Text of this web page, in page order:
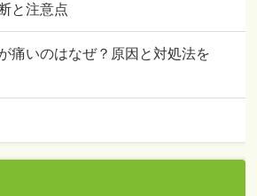
と注意点
痛いのはなぜ？原因と対処法を